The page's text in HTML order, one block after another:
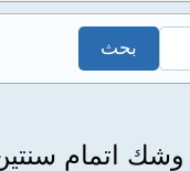
وشك اتمام